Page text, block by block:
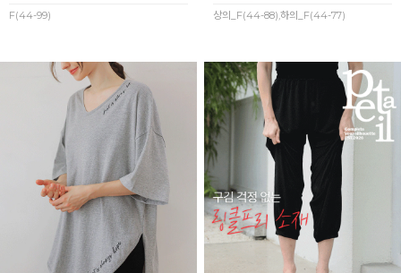
F(44-99) 상의_F(44-88),하의_F(44-77)